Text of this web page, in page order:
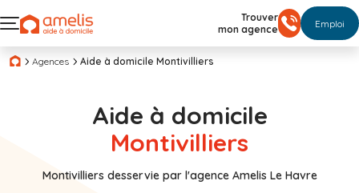
Trouver
mon agence
Emploi
Agences Aide à domicile Montivilliers
Aide à domicile
Montivilliers
Montivilliers desservie par l'agence Amelis Le Havre